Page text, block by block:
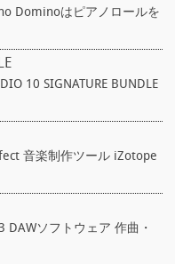
Dominoはピアノロールを
10 SIGNATURE BUNDLE
音楽制作ツール iZotope
DAWソフトウェア 作曲・